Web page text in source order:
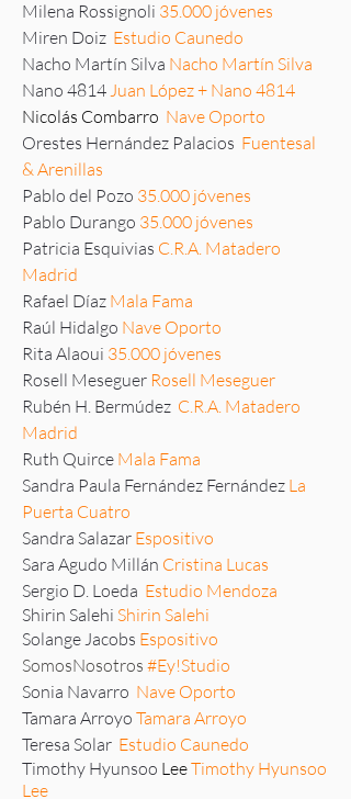
Milena Rossignoli 35.000 jóvenes
Miren Doiz Estudio Caunedo
Nacho Martín Silva Nacho Martín Silva
Nano 4814Juan López + Nano 4814
Nicolás Combarro Nave Oporto
Orestes Hernández Palacios Fuentesal
& Arenillas
Pablo del Pozo 35.000 jóvenes
Pablo Durango 35.000 jóvenes
Patricia Esquivias C.R.A. Matadero
Madrid
Rafael Díaz Mala Fama
Raúl Hidalgo Nave Oporto
Rita Alaoui 35.000 jóvenes
Rosell Meseguer Rosell Meseguer
Rubén H. Bermúdez C.R.A. Matadero
Madrid
Ruth Quirce Mala Fama
Sandra Paula Fernández Fernández La
Puerta Cuatro
Sandra Salazar Espositivo
Sara Agudo Millán Cristina Lucas
Sergio D. Loeda Estudio Mendoza
Shirin Salehi Shirin Salehi
Solange Jacobs Espositivo
SomosNosotros #Ey!Studio
Sonia Navarro Nave Oporto
Tamara Arroyo Tamara Arroyo
Teresa Solar Estudio Caunedo
Timothy Hyunsoo LeeTimothy Hyunsoo
Lee